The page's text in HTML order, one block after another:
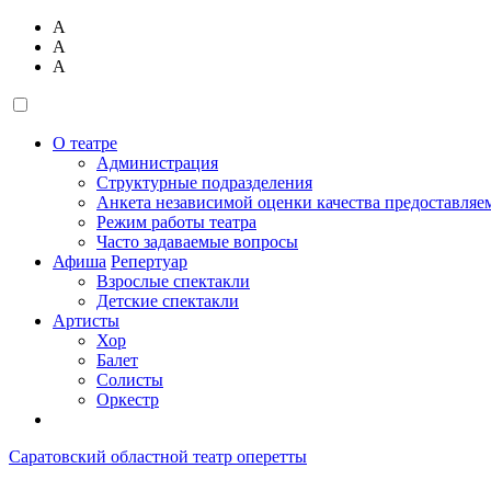
А
А
А
О театре
Администрация
Структурные подразделения
Анкета независимой оценки качества
Режим работы театра
Часто задаваемые вопросы
Афиша Репертуар
Взрослые спектакли
Детские спектакли
Артисты
Хор
Балет
Солисты
Оркестр
Саратовский областной театр оперетты